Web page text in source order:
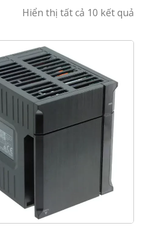
Hiển thị tất cả 10 kết quả